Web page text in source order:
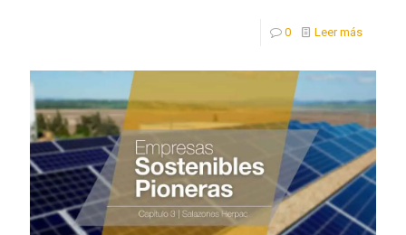
0 Leer más